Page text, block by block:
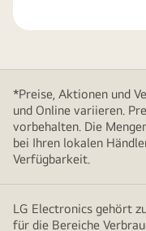
*Preise, Aktionen und
und Online variieren.
vorbehalten. Die
bei Ihren lokalen
Verfügbarkeit.
LG Electronics gehört
für die Bereiche